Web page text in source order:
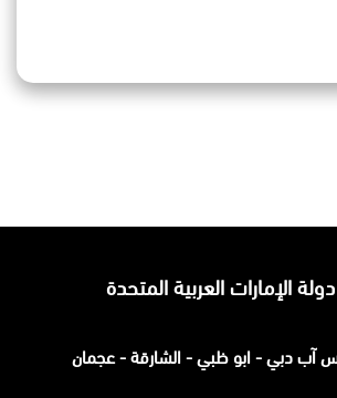
الإمارات العربية المتحدة
آبدبي - ابو ظبي - الشارقة - عجمان